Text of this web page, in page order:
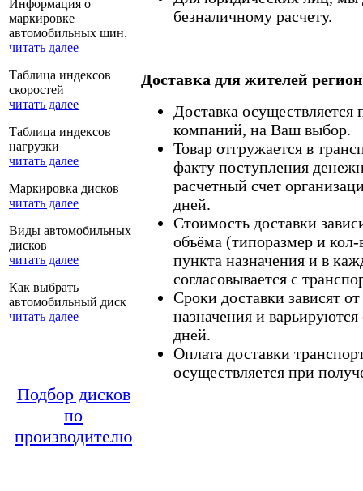
Информация о
маркировке
автомобильных шин.
читать далее
Таблица индексов
скоростей
читать далее
Таблица индексов
нагрузки
читать далее
Маркировка дисков
читать далее
Виды автомобильных
дисков
читать далее
Как выбрать
автомобильный диск
читать далее
Подбор дисков
по
производителю
безналичному расчету.
Доставка для жителей
Доставка
компаний, на Ваш выбор.
Товар отгружается в
факту поступления
расчетный счет
дней.
Стоимость доставки
объёма (типоразмер и кол-
пункта назначения и в
согласовывается с
Сроки доставки зависят
назначения и
дней.
Оплата доставки
осуществляется при